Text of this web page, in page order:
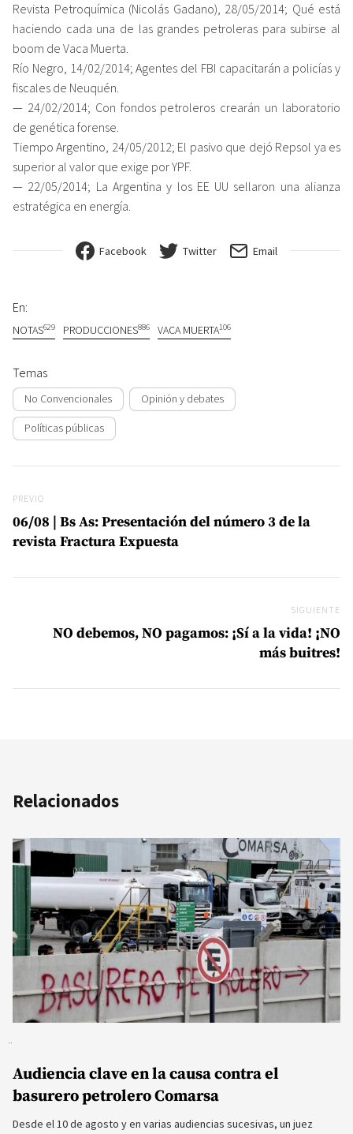
Revista Petroquímica (Nicolás Gadano), 28/05/2014; Qué está
haciendo cada una de las grandes petroleras para subirse al
boom de Vaca Muerta.
Río Negro, 14/02/2014; Agentes del FBI capacitarán a policías y
fiscales de Neuquén.
— 24/02/2014; Con fondos petroleros crearán un laboratorio
de genética forense.
Tiempo Argentino, 24/05/2012; El pasivo que dejó Repsol ya es
superior al valor que exige por YPF.
— 22/05/2014; La Argentina y los EE UU sellaron una alianza
estratégica en energía.
Facebook Twitter Email
En:
NOTAS629 PRODUCCIONES886 VACA MUERTA106
Temas
No Convencionales Opinión y debates
Políticas públicas
Previo
PREVIO
06/08 | Bs As: Presentación del número 3 de la
revista Fractura Expuesta
SIGUIENTE
NO debemos, NO pagamos: ¡Sí a la vida! ¡NO
más buitres!
Relacionados
Audiencia clave en la causa contra el
basurero petrolero Comarsa
Desde el 10 de agosto y en varias audiencias sucesivas, un juez